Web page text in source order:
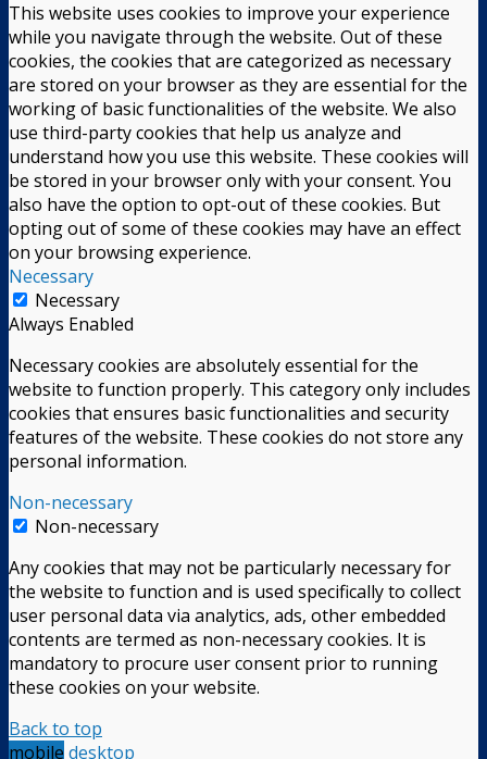
This website uses cookies to improve your experience
while you navigate through the website. Out of these
cookies, the cookies that are categorized as necessary
are stored on your browser as they are essential for the
working of basic functionalities of the website. We also
use third-party cookies that help us analyze and
understand how you use this website. These cookies will
be stored in your browser only with your consent. You
also have the option to opt-out of these cookies. But
opting out of some of these cookies may have an effect
on your browsing experience.
Necessary
Necessary
Always Enabled
Necessary cookies are absolutely essential for the
website to function properly. This category only includes
cookies that ensures basic functionalities and security
features of the website. These cookies do not store any
personal information.
Non-necessary
Non-necessary
Any cookies that may not be particularly necessary for
the website to function and is used specifically to collect
user personal data via analytics, ads, other embedded
contents are termed as non-necessary cookies. It is
mandatory to procure user consent prior to running
these cookies on your website.
Back to top
mobile desktop